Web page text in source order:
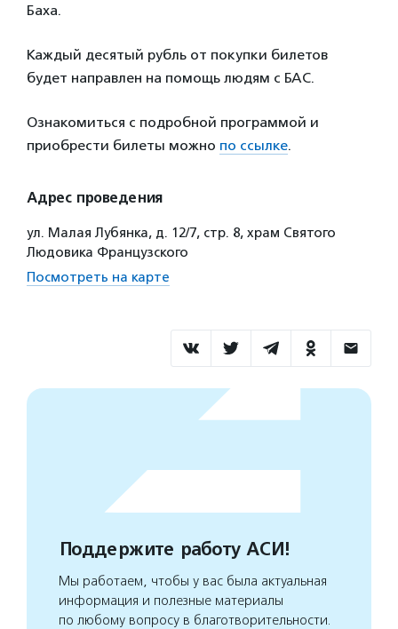
Баха.
Каждый десятый рубль от покупки билетов
будет направлен на помощь людям с БАС.
Ознакомиться с подробной программой и
приобрести билеты можно по ссылке.
Адрес проведения
ул. Малая Лубянка, д. 12/7, стр. 8, храм Святого
Людовика Французского
Посмотреть на карте
Поддержите работу АСИ!
Мы работаем, чтобы у вас была актуальная
информация и полезные материалы
по любому вопросу в благотворительности.